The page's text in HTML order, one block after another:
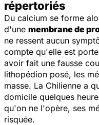
répertoriés
Du calcium se forme
d'une membrane de
ne ressent aucun
compte qu'elle est
avoir fait une fausse
lithopédion posé, les
masse. La Chilienne a
domicile quelques
qu'on ne l'opère, ses
risquée.